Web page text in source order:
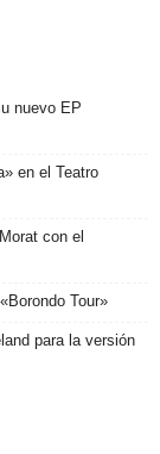
nuevo EP
en el Teatro
con el
Tour»
para la versión